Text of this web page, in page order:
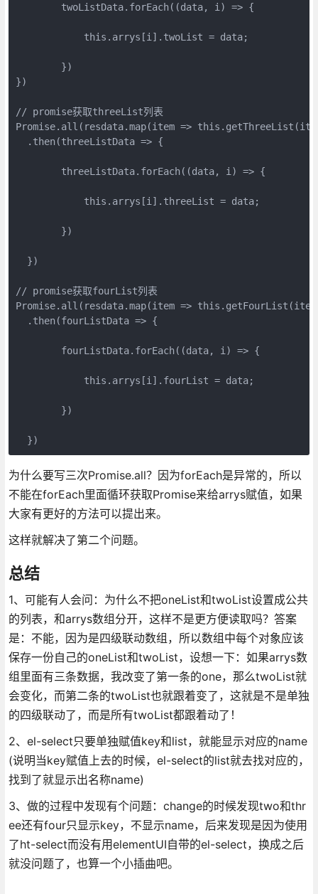
        twoListData.forEach((data, i) => {
            this.arrys[i].twoList = data;
        })
})
// promise获取threeList列表
Promise.all(resdata.map(item =>
  .then(threeListData => {
        threeListData.forEach((data, i) => {
            this.arrys[i].threeList = data;
        })
  })
// promise获取fourList列表
Promise.all(resdata.map(item =>
  .then(fourListData => {
        fourListData.forEach((data, i) => {
            this.arrys[i].fourList = data;
        })
  })
为什么要写三次Promise.all？因为forEach是异常的，所以
不能在forEach里面循环获取Promise来给arrys赋值，如果
大家有更好的方法可以提出来。
这样就解决了第二个问题。
总结
1、可能有人会问：为什么不把oneList和twoList设置成公共
的列表，和arrys数组分开，这样不是更方便读取吗？答案
是：不能，因为是四级联动数组，所以数组中每个对象应该
保存一份自己的oneList和twoList，设想一下：如果arrys数
组里面有三条数据，我改变了第一条的one，那么twoList就
会变化，而第二条的twoList也就跟着变了，这就是不是单独
的四级联动了，而是所有twoList都跟着动了！
2、el-select只要单独赋值key和list，就能显示对应的name
(说明当key赋值上去的时候，el-select的list就去找对应的，
找到了就显示出名称name)
3、做的过程中发现有个问题：change的时候发现two和thr
ee还有four只显示key，不显示name，后来发现是因为使用
了ht-select而没有用elementUI自带的el-select，换成之后
就没问题了，也算一个小插曲吧。